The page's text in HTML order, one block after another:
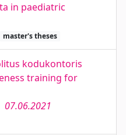
in paediatric
master's theses
kodukontoris
training for
07.06.2021